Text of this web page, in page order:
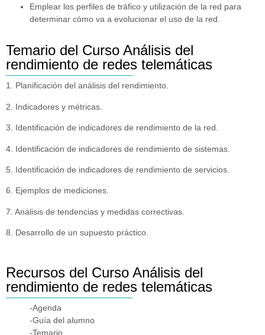
Emplear los perfiles de tráfico y utilización de la red para
determinar cómo va a evolucionar el uso de la red.
Temario del Curso Análisis del
rendimiento de redes telemáticas
1. Planificación del análisis del rendimiento.
2. Indicadores y métricas.
3. Identificación de indicadores de rendimiento de la red.
4. Identificación de indicadores de rendimiento de sistemas.
5. Identificación de indicadores de rendimiento de servicios.
6. Ejemplos de mediciones.
7. Análisis de tendencias y medidas correctivas.
8. Desarrollo de un supuesto práctico.
Recursos del Curso Análisis del
rendimiento de redes telemáticas
-Agenda
-Guía del alumno
-Temario